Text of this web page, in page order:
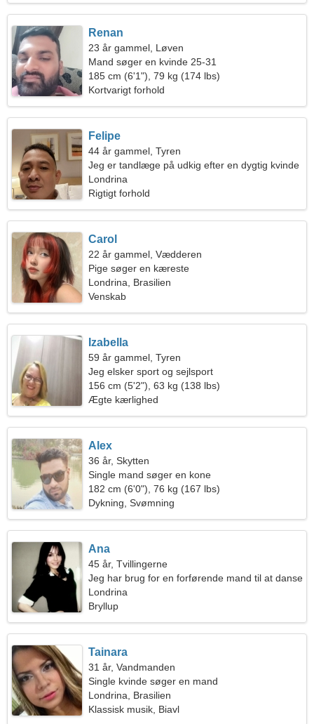
Renan
23 år gammel, Løven
Mand søger en kvinde 25-31
185 cm (6'1"), 79 kg (174 lbs)
Kortvarigt forhold
Felipe
44 år gammel, Tyren
Jeg er tandlæge på udkig efter en dygtig kvinde
Londrina
Rigtigt forhold
Carol
22 år gammel, Vædderen
Pige søger en kæreste
Londrina, Brasilien
Venskab
Izabella
59 år gammel, Tyren
Jeg elsker sport og sejlsport
156 cm (5'2"), 63 kg (138 lbs)
Ægte kærlighed
Alex
36 år, Skytten
Single mand søger en kone
182 cm (6'0"), 76 kg (167 lbs)
Dykning, Svømning
Ana
45 år, Tvillingerne
Jeg har brug for en forførende mand til at danse
Londrina
Bryllup
Tainara
31 år, Vandmanden
Single kvinde søger en mand
Londrina, Brasilien
Klassisk musik, Biavl